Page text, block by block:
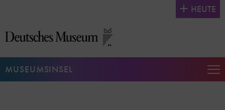
Seiteninhalt
springen
HEUTE
MUSEUMSINSEL